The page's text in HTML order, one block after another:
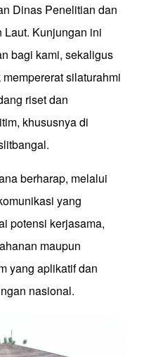
Dinas Penelitian dan
Laut. Kunjungan ini
bagi kami, sekaligus
silaturahmi
riset dan
khususnya di
berharap, melalui
yang
potensi kerjasama,
maupun
yang aplikatif dan
nasional.